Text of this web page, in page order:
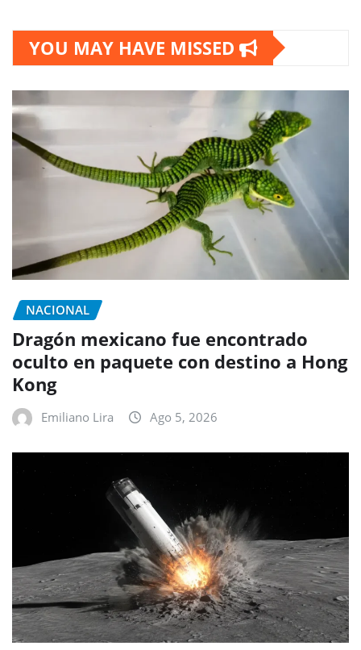
YOU MAY HAVE MISSED
NACIONAL
Dragón mexicano fue encontrado
oculto en paquete con destino a Hong
Kong
Emiliano Lira Ago 5, 2026